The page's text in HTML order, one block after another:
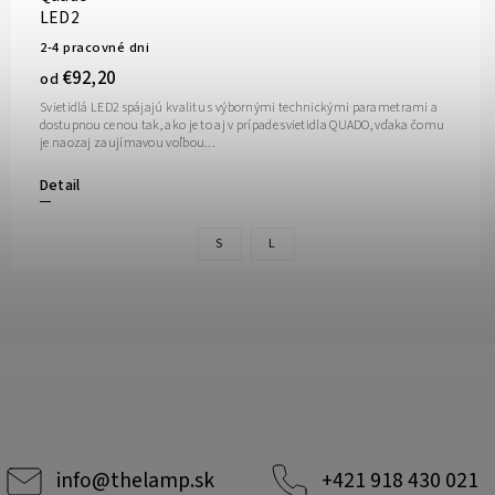
LED2
2-4 pracovné dni
od €92,20
Detail
Svietidlá LED2 spájajú kvalitu s výbornými technickými parametrami a
dostupnou cenou tak, ako je to aj v prípade svietidla QUADO, vďaka čomu
je naozaj zaujímavou voľbou...
S L
info@thelamp.sk +421 918 430 021